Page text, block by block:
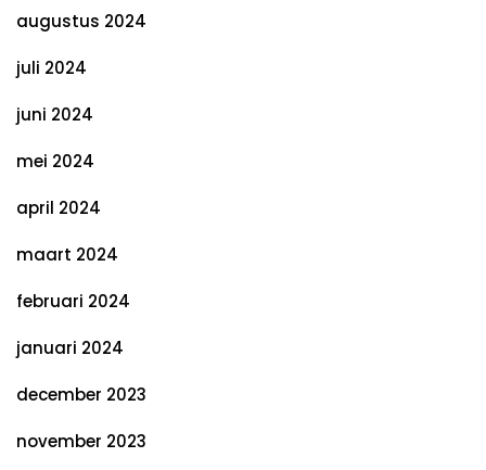
augustus 2024
juli 2024
juni 2024
mei 2024
april 2024
maart 2024
februari 2024
januari 2024
december 2023
november 2023